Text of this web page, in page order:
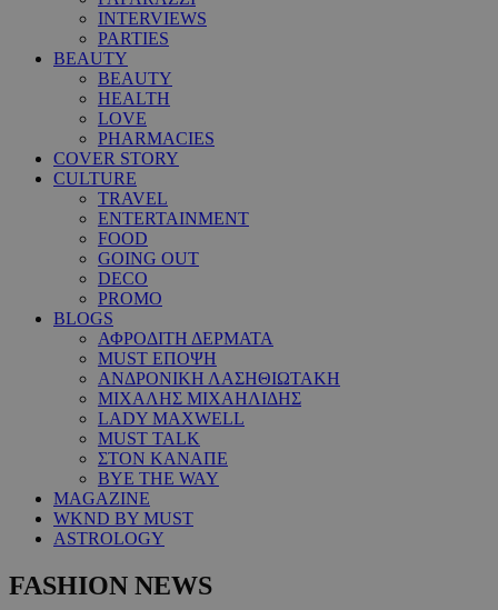
INTERVIEWS
PARTIES
BEAUTY
BEAUTY
HEALTH
LOVE
PHARMACIES
COVER STORY
CULTURE
TRAVEL
ENTERTAINMENT
FOOD
GOING OUT
DECO
PROMO
BLOGS
ΑΦΡΟΔΙΤΗ ΔΕΡΜΑΤΑ
MUST ΕΠΟΨΗ
ΑΝΔΡΟΝΙΚΗ ΛΑΣΗΘΙΩΤΑΚΗ
ΜΙΧΑΛΗΣ ΜΙΧΑΗΛΙΔΗΣ
LADY MAXWELL
MUST TALK
ΣΤΟΝ ΚΑΝΑΠΕ
BYE THE WAY
MAGAZINE
WKND BY MUST
ASTROLOGY
FASHION NEWS